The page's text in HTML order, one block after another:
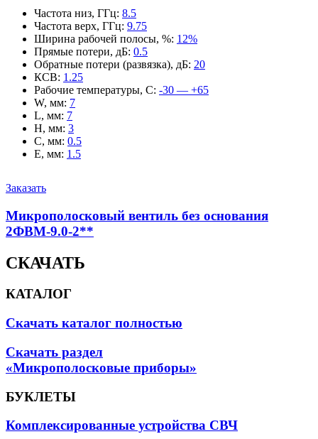
Частота низ, ГГц: 8.5
Частота верх, ГГц: 9.75
Ширина рабочей полосы, %: 12%
Прямые потери, дБ: 0.5
Обратные потери (развязка), дБ: 20
КСВ: 1.25
Рабочие температуры, С: -30 — +65
W, мм: 7
L, мм: 7
H, мм: 3
C, мм: 0.5
E, мм: 1.5
Заказать
Микрополосковый вентиль без основания
2ФВМ-9.0-2**
СКАЧАТЬ
КАТАЛОГ
Скачать каталог полностью
Скачать раздел
«Микрополосковые приборы»
БУКЛЕТЫ
Комплексированные устройства СВЧ